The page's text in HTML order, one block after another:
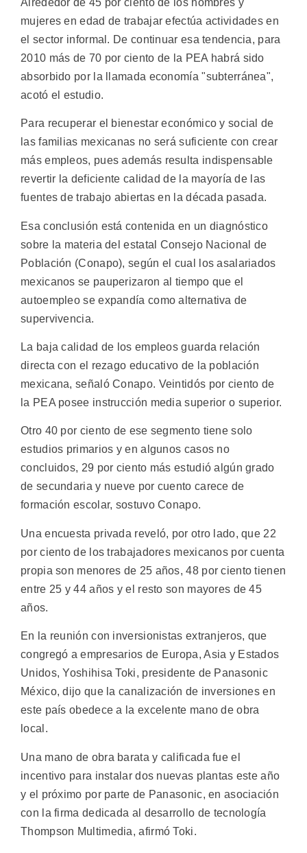
Alrededor de 45 por ciento de los hombres y
mujeres en edad de trabajar efectúa actividades en
el sector informal. De continuar esa tendencia, para
2010 más de 70 por ciento de la PEA habrá sido
absorbido por la llamada economía "subterránea",
acotó el estudio.
Para recuperar el bienestar económico y social de
las familias mexicanas no será suficiente con crear
más empleos, pues además resulta indispensable
revertir la deficiente calidad de la mayoría de las
fuentes de trabajo abiertas en la década pasada.
Esa conclusión está contenida en un diagnóstico
sobre la materia del estatal Consejo Nacional de
Población (Conapo), según el cual los asalariados
mexicanos se pauperizaron al tiempo que el
autoempleo se expandía como alternativa de
supervivencia.
La baja calidad de los empleos guarda relación
directa con el rezago educativo de la población
mexicana, señaló Conapo. Veintidós por ciento de
la PEA posee instrucción media superior o superior.
Otro 40 por ciento de ese segmento tiene solo
estudios primarios y en algunos casos no
concluidos, 29 por ciento más estudió algún grado
de secundaria y nueve por cuento carece de
formación escolar, sostuvo Conapo.
Una encuesta privada reveló, por otro lado, que 22
por ciento de los trabajadores mexicanos por cuenta
propia son menores de 25 años, 48 por ciento tienen
entre 25 y 44 años y el resto son mayores de 45
años.
En la reunión con inversionistas extranjeros, que
congregó a empresarios de Europa, Asia y Estados
Unidos, Yoshihisa Toki, presidente de Panasonic
México, dijo que la canalización de inversiones en
este país obedece a la excelente mano de obra
local.
Una mano de obra barata y calificada fue el
incentivo para instalar dos nuevas plantas este año
y el próximo por parte de Panasonic, en asociación
con la firma dedicada al desarrollo de tecnología
Thompson Multimedia, afirmó Toki.